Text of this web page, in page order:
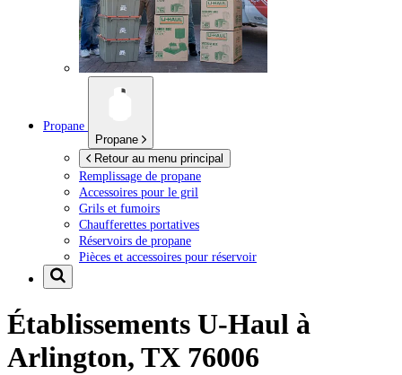
Propane
Propane
Retour au menu principal
Remplissage de propane
Accessoires pour le gril
Grils et fumoirs
Chaufferettes portatives
Réservoirs de propane
Pièces et accessoires pour réservoir
Établissements U-Haul à
Arlington, TX 76006